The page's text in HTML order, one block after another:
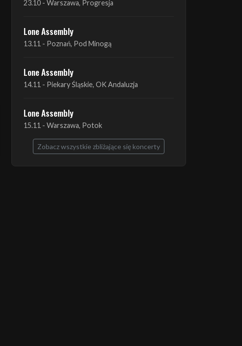
13.11 - Poznań, Pod Minogą
Lone Assembly
14.11 - Piekary Śląskie, OK Andaluzja
Lone Assembly
15.11 - Warszawa, Potok
Zobacz wszystkie zbliżające się koncerty